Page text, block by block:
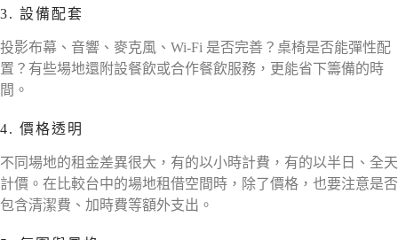
3. 設備配套
投影布幕、音響、麥克風、Wi-Fi 是否完善？桌椅是否能彈性配
置？有些場地還附設餐飲或合作餐飲服務，更能省下籌備的時
間。
4. 價格透明
不同場地的租金差異很大，有的以小時計費，有的以半日、全天
計價。在比較台中的場地租借空間時，除了價格，也要注意是否
包含清潔費、加時費等額外支出。